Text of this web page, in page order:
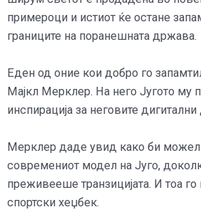
примероци и истиот ќе остане
границите на поранешната држава.
Еден од оние кои добро го
Мајкл Мерклер. На него Југото му
инспирација за неговите дигитални
Мерклер даде увид како би можел
современиот модел на Југо,
преживееше транзицијата. И тоа го
спортски хеџбек.